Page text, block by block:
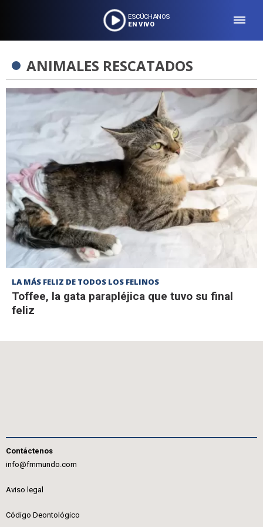
ESCÚCHANOS
EN VIVO
ANIMALES RESCATADOS
LA MÁS FELIZ DE TODOS LOS FELINOS
Toffee, la gata parapléjica que tuvo su final
feliz
Contáctenos
info@fmmundo.com
Aviso legal
Código Deontológico